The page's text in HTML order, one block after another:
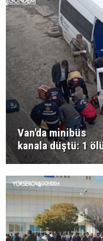
Van'da minibüs
kanala düştü: 1